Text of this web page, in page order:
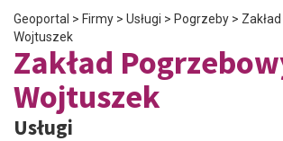
Geoportal > Firmy > Usługi > Pogrzeby >
Wojtuszek
Zakład
Wojtuszek
Usługi